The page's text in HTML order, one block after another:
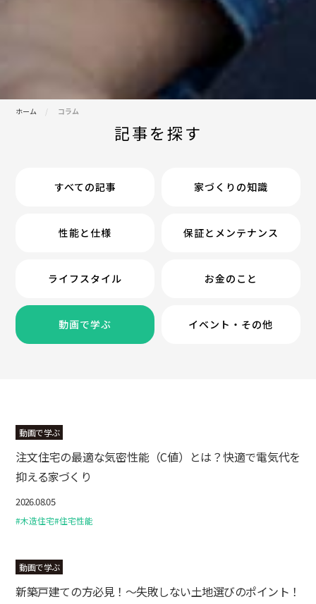
ホーム コラム
記事を探す
すべての記事 家づくりの知識
性能と仕様 保証とメンテナンス
ライフスタイル お金のこと
動画で学ぶ イベント・その他
動画で学ぶ
注文住宅の最適な気密性能（C値）とは？快適で電気代を
抑える家づくり
2026.08.05
#木造住宅#住宅性能
動画で学ぶ
新築戸建ての方必見！～失敗しない土地選びのポイント！